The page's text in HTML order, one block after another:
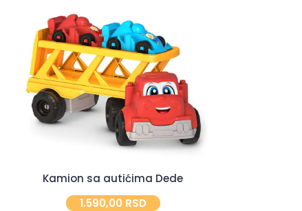
Kamion sa autićima Dede
1.590,00 RSD